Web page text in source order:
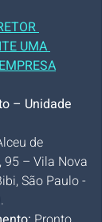
UMA
– Unidade
de
95 – Vila Nova
São Paulo -